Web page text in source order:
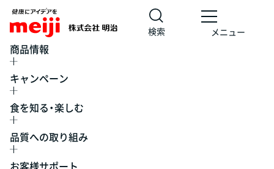
検索 メニュー
商品情報
キャンペーン
食を知る・楽しむ
品質への取り組み